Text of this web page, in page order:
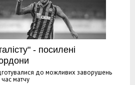
- посилені
до можливих заворушень
час матчу